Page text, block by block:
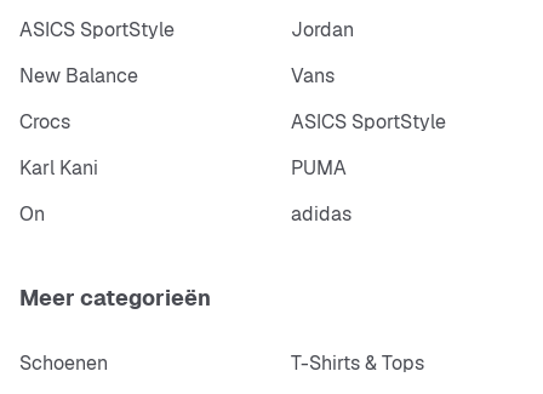
ASICS SportStyle
Jordan
New Balance
Vans
Crocs
ASICS SportStyle
Karl Kani
PUMA
On
adidas
Meer categorieën
Schoenen
T-Shirts & Tops